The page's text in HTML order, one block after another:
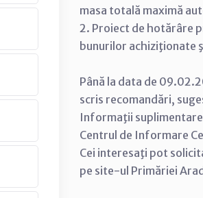
masa totală maximă
2. Proiect de hotărâre
bunurilor achiziţionate
Până la data de
scris recomandări,
Informaţii
Centrul de Informare
Cei interesaţi pot
pe site-ul Primăriei